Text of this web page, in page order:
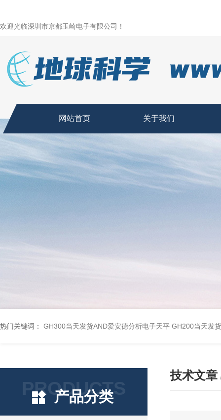
欢迎光临深圳市京都玉崎电子有限公司！
网站首页 关于我们
热门关键词： GH300当天发货AND爱安德分析电子天平 GH200当天发
PRODUCTS
产品分类
技术文章